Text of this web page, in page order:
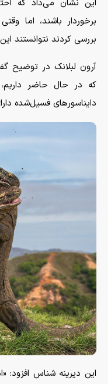
این نشان می‌داد که
برخوردار باشند، اما
بررسی کردند نتوانستند
آرون لبلانک در توضیح
که در حال حاضر داریم،
دایناسور‌های فسیل‌شده
این دیرینه شناس افزود: